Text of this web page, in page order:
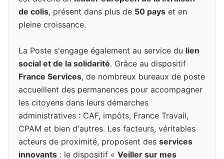
de colis, présent dans plus de 50 pays et en
pleine croissance.
La Poste s'engage également au service du lien
social et de la solidarité. Grâce au dispositif
France Services, de nombreux bureaux de poste
accueillent des permanences pour accompagner
les citoyens dans leurs démarches
administratives : CAF, impôts, France Travail,
CPAM et bien d'autres. Les facteurs, véritables
acteurs de proximité, proposent des services
innovants : le dispositif « Veiller sur mes